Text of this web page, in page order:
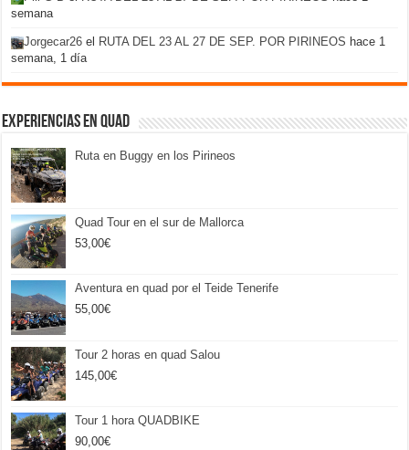
semana
Jorgecar26 el RUTA DEL 23 AL 27 DE SEP. POR PIRINEOS hace 1
semana, 1 día
Experiencias en Quad
Ruta en Buggy en los Pirineos
Quad Tour en el sur de Mallorca
53,00€
Aventura en quad por el Teide Tenerife
55,00€
Tour 2 horas en quad Salou
145,00€
Tour 1 hora QUADBIKE
90,00€